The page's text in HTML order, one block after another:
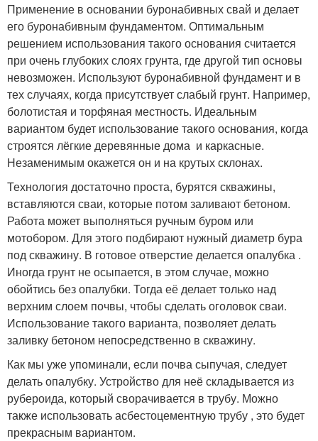
Применение в основании буронабивных свай и делает
его буронабивным фундаментом. Оптимальным
решением использования такого основания считается
при очень глубоких слоях грунта, где другой тип основы
невозможен. Используют буронабивной фундамент и в
тех случаях, когда присутствует слабый грунт. Например,
болотистая и торфяная местность. Идеальным
вариантом будет использование такого основания, когда
строятся лёгкие деревянные дома и каркасные.
Незаменимым окажется он и на крутых склонах.
Технология достаточно проста, бурятся скважины,
вставляются сваи, которые потом заливают бетоном.
Работа может выполняться ручным буром или
мотобором. Для этого подбирают нужный диаметр бура
под скважину. В готовое отверстие делается опалубка .
Иногда грунт не осыпается, в этом случае, можно
обойтись без опалубки. Тогда её делает только над
верхним слоем почвы, чтобы сделать оголовок сваи.
Использование такого варианта, позволяет делать
заливку бетоном непосредственно в скважину.
Как мы уже упоминали, если почва сыпучая, следует
делать опалубку. Устройство для неё складывается из
рубероида, который сворачивается в трубу. Можно
также использовать асбестоцементную трубу , это будет
прекрасным вариантом.